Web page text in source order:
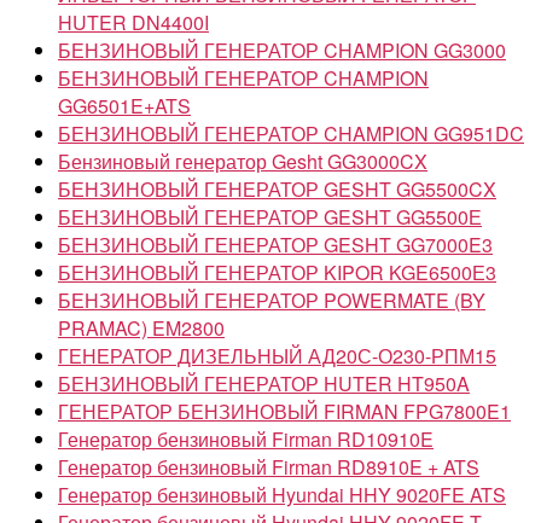
HUTER DN4400I
БЕНЗИНОВЫЙ ГЕНЕРАТОР CHAMPION GG3000
БЕНЗИНОВЫЙ ГЕНЕРАТОР CHAMPION
GG6501E+ATS
БЕНЗИНОВЫЙ ГЕНЕРАТОР CHAMPION GG951DC
Бензиновый генератор Gesht GG3000CX
БЕНЗИНОВЫЙ ГЕНЕРАТОР GESHT GG5500CX
БЕНЗИНОВЫЙ ГЕНЕРАТОР GESHT GG5500Е
БЕНЗИНОВЫЙ ГЕНЕРАТОР GESHT GG7000E3
БЕНЗИНОВЫЙ ГЕНЕРАТОР KIPOR KGE6500Е3
БЕНЗИНОВЫЙ ГЕНЕРАТОР POWERMATE (BY
PRAMAC) EM2800
ГЕНЕРАТОР ДИЗЕЛЬНЫЙ АД20С-О230-РПМ15
БЕНЗИНОВЫЙ ГЕНЕРАТОР HUTER HT950A
ГЕНЕРАТОР БЕНЗИНОВЫЙ FIRMAN FPG7800E1
Генератор бензиновый Firman RD10910E
Генератор бензиновый Firman RD8910E + ATS
Генератор бензиновый Hyundai HHY 9020FE ATS